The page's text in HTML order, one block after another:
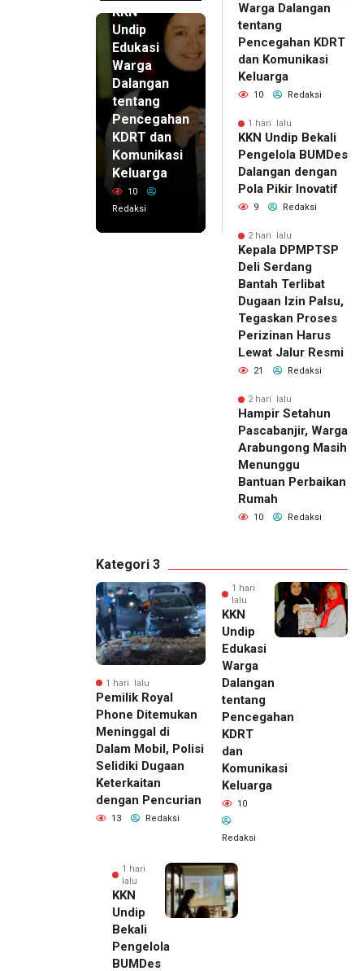
KKN
Undip
Edukasi
Warga
Dalangan
tentang
Pencegahan
KDRT dan
Komunikasi
Keluarga
10
Redaksi
Warga Dalangan
tentang
Pencegahan KDRT
dan Komunikasi
Keluarga
10 Redaksi
1 hari lalu
KKN Undip Bekali
Pengelola BUMDes
Dalangan dengan
Pola Pikir Inovatif
9 Redaksi
2 hari lalu
Kepala DPMPTSP
Deli Serdang
Bantah Terlibat
Dugaan Izin Palsu,
Tegaskan Proses
Perizinan Harus
Lewat Jalur Resmi
21 Redaksi
2 hari lalu
Hampir Setahun
Pascabanjir, Warga
Arabungong Masih
Menunggu
Bantuan Perbaikan
Rumah
10 Redaksi
Kategori 3
1 hari lalu
Pemilik Royal
Phone Ditemukan
Meninggal di
Dalam Mobil, Polisi
Selidiki Dugaan
Keterkaitan
dengan Pencurian
13 Redaksi
1 hari
lalu
KKN
Undip
Edukasi
Warga
Dalangan
tentang
Pencegahan
KDRT
dan
Komunikasi
Keluarga
10
Redaksi
1 hari
lalu
KKN
Undip
Bekali
Pengelola
BUMDes